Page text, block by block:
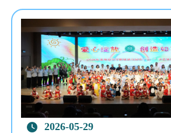
2026-05-29